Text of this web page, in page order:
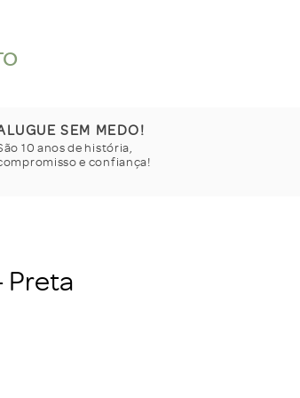
SEM MEDO!
10 anos de história,
e confiança!
Preta